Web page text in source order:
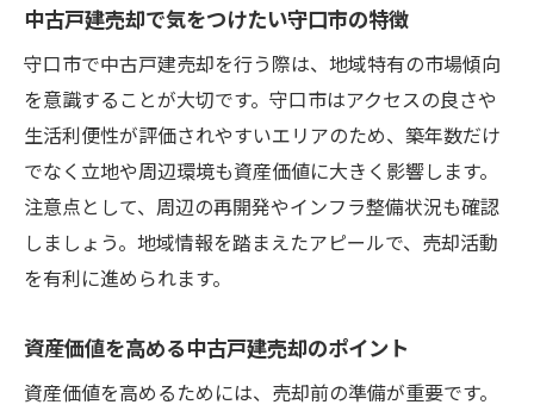
中古戸建売却で気をつけたい守口市の特徴
守口市で中古戸建売却を行う際は、地域特有の市場傾向
を意識することが大切です。守口市はアクセスの良さや
生活利便性が評価されやすいエリアのため、築年数だけ
でなく立地や周辺環境も資産価値に大きく影響します。
注意点として、周辺の再開発やインフラ整備状況も確認
しましょう。地域情報を踏まえたアピールで、売却活動
を有利に進められます。
資産価値を高める中古戸建売却のポイント
資産価値を高めるためには、売却前の準備が重要です。